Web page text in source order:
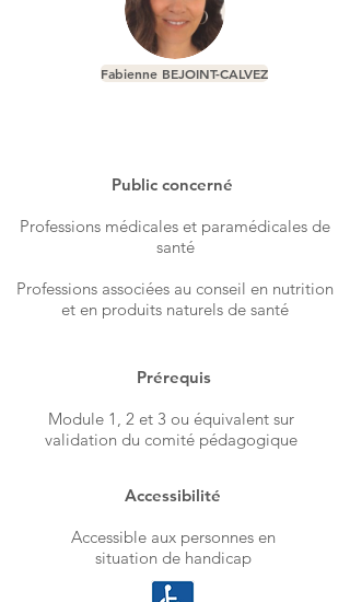
Fabienne BEJOINT-CALVEZ
Public concerné​
Professions médicales et paramédicales de
santé
Professions associées au conseil en nutrition
et en produits naturels de santé
Prérequis
Module 1, 2 et 3 ou équivalent sur
validation du comité pédagogique
Accessibilité
Accessible aux personnes en
situation de handicap